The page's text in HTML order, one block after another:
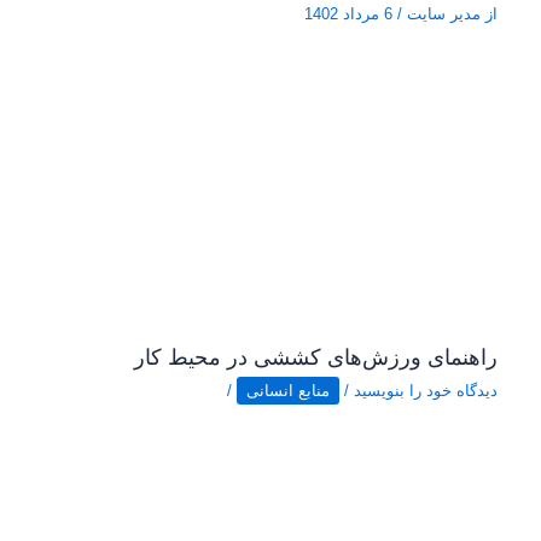
از مدیر سایت/6 مرداد 1402
راهنمای ورزش‌های کششی در محیط کار
دیدگاه‌ خود را بنویسید / منابع انسانی /